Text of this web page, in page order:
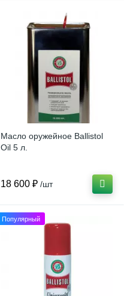
Масло оружейное Ballistol
Oil 5 л.
18 600 ₽ /шт
Популярный